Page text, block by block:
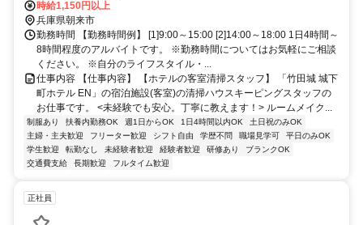
時給1,150円以上
兵庫県朝来市
勤務時間 【勤務時間例】 [1]9:00～15:00 [2]14:00～18:00 1日4時間～
8時間程度のアルバイトです。 ※勤務時間についてはお気軽にご相談
ください。 ※自分のライフスタイル・...
仕事内容 【仕事内容】 【ホテルの客室清掃スタッフ】 「竹田城 城下
町ホテル EN」の宿泊施設(客室)の清掃ハウスキーピングスタッフの
お仕事です。 <未経験でも安心。丁寧に教えます！> ルームメイク...
制服あり 扶養内勤務OK 週1日からOK 1日4時間以内OK
土日祝のみOK
主婦・主夫歓迎
フリーター歓迎 シフト自由 学歴不問 職場見学可
平日のみOK
学生歓迎
転勤なし 未経験者歓迎 経験者歓迎 研修あり
ブランクOK
交通費支給
長期歓迎 フルタイム歓迎
正社員